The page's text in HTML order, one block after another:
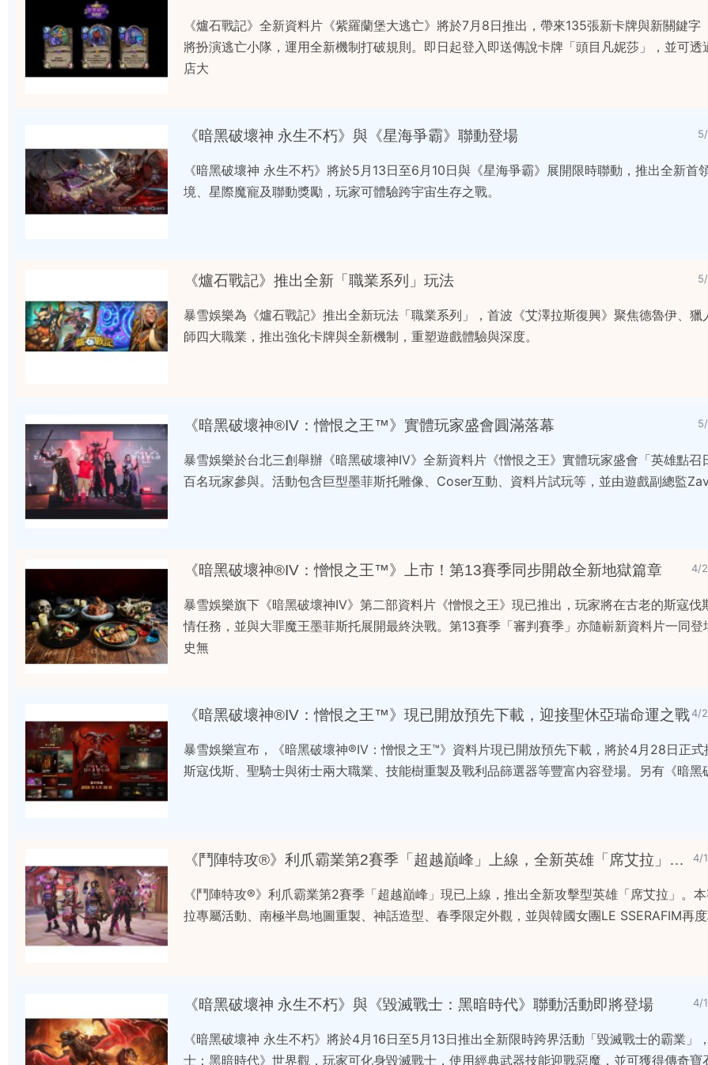
《爐石戰記》全新資料片《紫羅蘭堡大逃亡》將於7月8日推出，帶來135張新卡牌與新關鍵字
將扮演逃亡小隊，運用全新機制打破規則。即日起登入即送傳說卡牌「頭目凡妮莎」，並可透
店大
《暗黑破壞神 永生不朽》與《星海爭霸》聯動登場
《暗黑破壞神 永生不朽》將於5月13日至6月10日與《星海爭霸》展開限時聯動，推出全新首
境、星際魔寵及聯動獎勵，玩家可體驗跨宇宙生存之戰。
《爐石戰記》推出全新「職業系列」玩法
暴雪娛樂為《爐石戰記》推出全新玩法「職業系列」，首波《艾澤拉斯復興》聚焦德魯伊、獵
師四大職業，推出強化卡牌與全新機制，重塑遊戲體驗與深度。
《暗黑破壞神®IV：憎恨之王™》實體玩家盛會圓滿落幕
暴雪娛樂於台北三創舉辦《暗黑破壞神IV》全新資料片《憎恨之王》實體玩家盛會「英雄點召
百名玩家參與。活動包含巨型墨菲斯托雕像、Coser互動、資料片試玩等，並由遊戲副總監
《暗黑破壞神®IV：憎恨之王™》上市！第13賽季同步開啟全新地獄篇章 4/
暴雪娛樂旗下《暗黑破壞神IV》第二部資料片《憎恨之王》現已推出，玩家將在古老的斯寇伐
情任務，並與大罪魔王墨菲斯托展開最終決戰。第13賽季「審判賽季」亦隨嶄新資料片一同登
史無
《暗黑破壞神®IV：憎恨之王™》現已開放預先下載，迎接聖休亞瑞命運之戰4/
暴雪娛樂宣布，《暗黑破壞神®IV：憎恨之王™》資料片現已開放預先下載，將於4月28日正式
斯寇伐斯、聖騎士與術士兩大職業、技能樹重製及戰利品篩選器等豐富內容登場。另有《暗黑
《鬥陣特攻®》利爪霸業第2賽季「超越巔峰」上線，全新英雄「席艾拉」登場 4/
《鬥陣特攻®》利爪霸業第2賽季「超越巔峰」現已上線，推出全新攻擊型英雄「席艾拉」。
拉專屬活動、南極半島地圖重製、神話造型、春季限定外觀，並與韓國女團LE SSERAFIM再
《暗黑破壞神 永生不朽》與《毀滅戰士：黑暗時代》聯動活動即將登場 4/
《暗黑破壞神 永生不朽》將於4月16日至5月13日推出全新限時跨界活動「毀滅戰士的霸業」
士：黑暗時代》世界觀，玩家可化身毀滅戰士，使用經典武器技能迎戰惡魔，並可獲得傳奇寶